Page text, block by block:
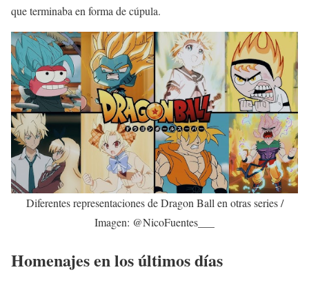
que terminaba en forma de cúpula.
Diferentes representaciones de Dragon Ball en otras series /
Imagen: @NicoFuentes___
Homenajes en los últimos días